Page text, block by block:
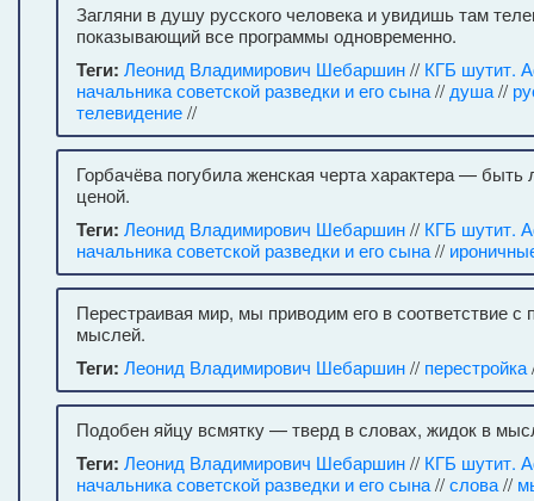
Загляни в душу русского человека и увидишь там
показывающий все программы одновременно.
Теги: Леонид Владимирович Шебаршин// КГБ шутит.
начальника советской разведки и его сына// душа//
телевидение//
Горбачёва погубила женская черта характера —
ценой.
Теги: Леонид Владимирович Шебаршин// КГБ шутит.
начальника советской разведки и его сына//
Перестраивая мир, мы приводим его в соответствие с
мыслей.
Теги: Леонид Владимирович Шебаршин// перестройка
Подобен яйцу всмятку — тверд в словах, жидок в
Теги: Леонид Владимирович Шебаршин// КГБ шутит.
начальника советской разведки и его сына//слова//